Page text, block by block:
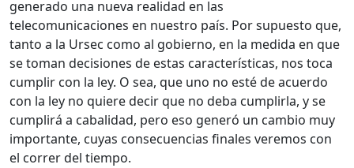
generado una nueva realidad en las
telecomunicaciones en nuestro país. Por supuesto que,
tanto a la Ursec como al gobierno, en la medida en que
se toman decisiones de estas características, nos toca
cumplir con la ley. O sea, que uno no esté de acuerdo
con la ley no quiere decir que no deba cumplirla, y se
cumplirá a cabalidad, pero eso generó un cambio muy
importante, cuyas consecuencias finales veremos con
el correr del tiempo.